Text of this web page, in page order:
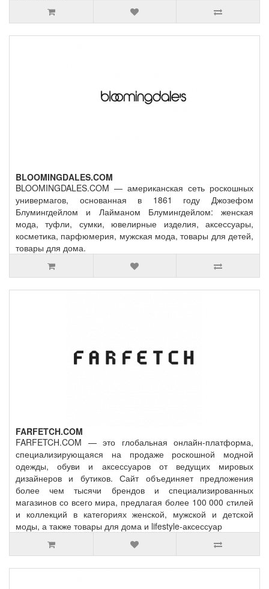
BLOOMINGDALES.COM
BLOOMINGDALES.COM — американская сеть роскошных
универмагов, основанная в 1861 году Джозефом
Блумингдейлом и Лайманом Блумингдейлом: женская
мода, туфли, сумки, ювелирные изделия, аксессуары,
косметика, парфюмерия, мужская мода, товары для детей,
товары для дома.
FARFETCH.COM
FARFETCH.COM — это глобальная онлайн-платформа,
специализирующаяся на продаже роскошной модной
одежды, обуви и аксессуаров от ведущих мировых
дизайнеров и бутиков. Сайт объединяет предложения
более чем тысячи брендов и специализированных
магазинов со всего мира, предлагая более 100 000 стилей
и коллекций в категориях женской, мужской и детской
моды, а также товары для дома и lifestyle-аксессуар